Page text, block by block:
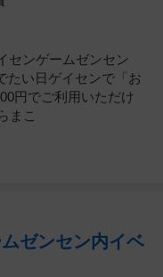
センゲームゼンセン
たい日ゲイセンで「お
円でご利用いただけ
まこ
ゼンセン内イベ